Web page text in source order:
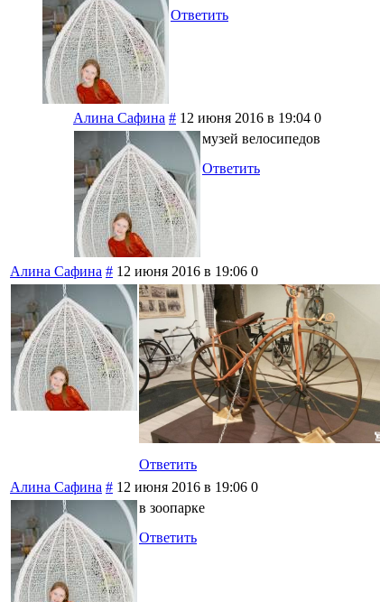
Ответить
Алина Сафина # 12 июня 2016 в 19:04 0
музей велосипедов
Ответить
Алина Сафина # 12 июня 2016 в 19:06 0
Ответить
Алина Сафина # 12 июня 2016 в 19:06 0
в зоопарке
Ответить